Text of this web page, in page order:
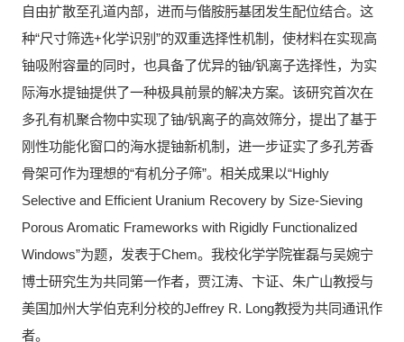
自由扩散至孔道内部，进而与偕胺肟基团发生配位结合。这
种“尺寸筛选+化学识别”的双重选择性机制，使材料在实现高
铀吸附容量的同时，也具备了优异的铀/钒离子选择性，为实
际海水提铀提供了一种极具前景的解决方案。该研究首次在
多孔有机聚合物中实现了铀/钒离子的高效筛分，提出了基于
刚性功能化窗口的海水提铀新机制，进一步证实了多孔芳香
骨架可作为理想的“有机分子筛”。相关成果以“Highly
Selective and Efficient Uranium Recovery by Size-Sieving
Porous Aromatic Frameworks with Rigidly Functionalized
Windows”为题，发表于Chem。我校化学学院崔磊与吴婉宁
博士研究生为共同第一作者，贾江涛、卞证、朱广山教授与
美国加州大学伯克利分校的Jeffrey R. Long教授为共同通讯作
者。